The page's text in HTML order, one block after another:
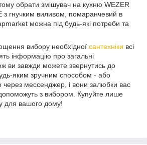
обрати змішувач на кухню WEZER
з гнучким виливом, помаранчевий в
можна під будь-які потреби та
вибору необхідної сантехніки всі
інформацію про загальні
ви завжди можете звернутись до
яким зручним способом - або
мессенджер, і вони залюбки вас
з вибором. Купуйте лише
для вашого дому!